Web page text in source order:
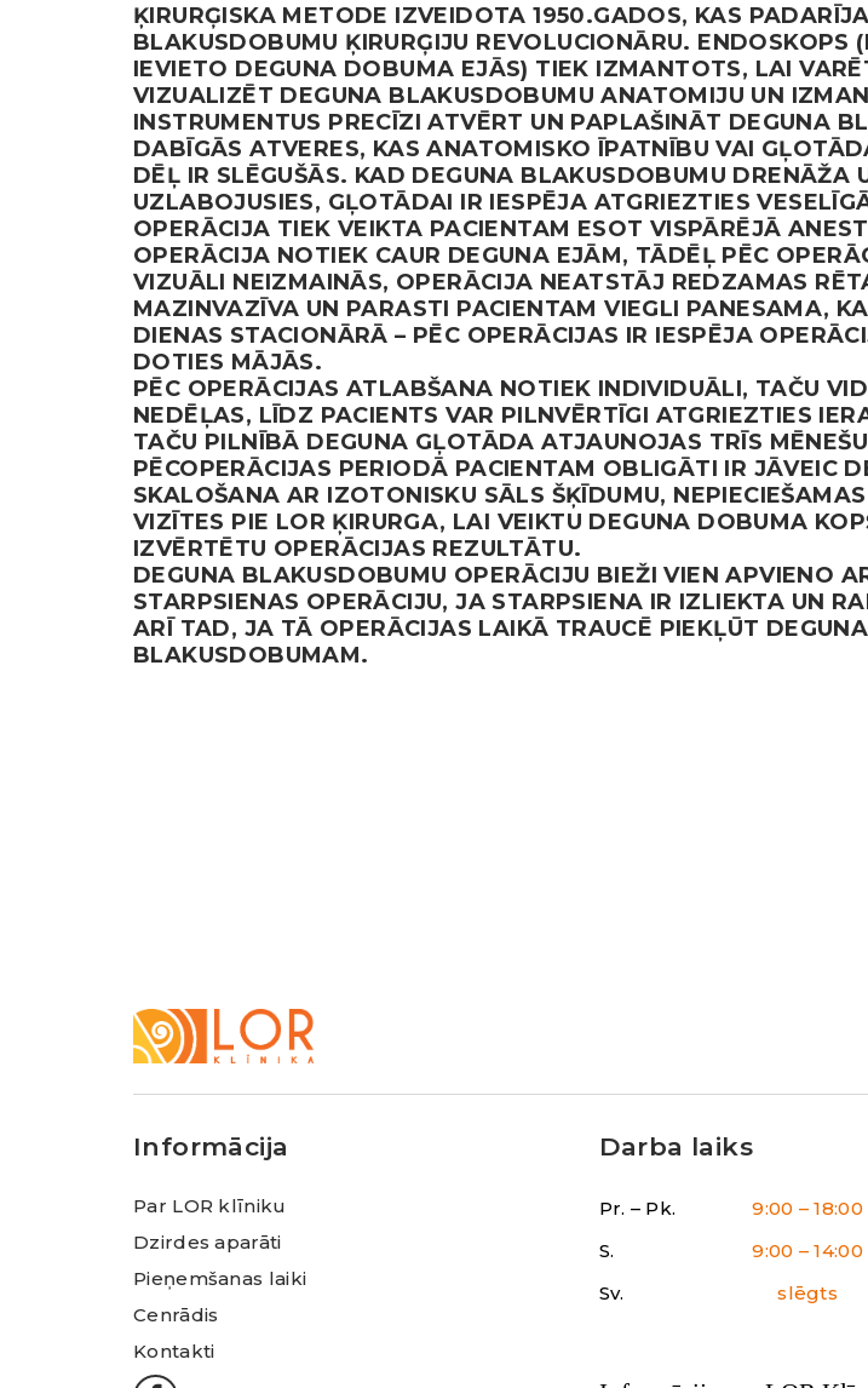
ĶIRURĢISKA METODE IZVEIDOTA 1950.GADOS, KAS
BLAKUSDOBUMU ĶIRURĢIJU REVOLUCIONĀRU. ENDOSKOPS
IEVIETO DEGUNA DOBUMA EJĀS) TIEK IZMANTOTS, LAI
VIZUALIZĒT DEGUNA BLAKUSDOBUMU ANATOMIJU UN
INSTRUMENTUS PRECĪZI ATVĒRT UN PAPLAŠINĀT DEGUNA
DABĪGĀS ATVERES, KAS ANATOMISKO ĪPATNĪBU VAI
DĒĻ IR SLĒGUŠĀS. KAD DEGUNA BLAKUSDOBUMU DRENĀŽA
UZLABOJUSIES, GĻOTĀDAI IR IESPĒJA ATGRIEZTIES
OPERĀCIJA TIEK VEIKTA PACIENTAM ESOT VISPĀRĒJĀ
OPERĀCIJA NOTIEK CAUR DEGUNA EJĀM, TĀDĒĻ PĒC
VIZUĀLI NEIZMAINĀS, OPERĀCIJA NEATSTĀJ REDZAMAS
MAZINVAZĪVA UN PARASTI PACIENTAM VIEGLI PANESAMA,
DIENAS STACIONĀRĀ – PĒC OPERĀCIJAS IR IESPĒJA
DOTIES MĀJĀS.
PĒC OPERĀCIJAS ATLABŠANA NOTIEK INDIVIDUĀLI, TAČU
NEDĒĻAS, LĪDZ PACIENTS VAR PILNVĒRTĪGI ATGRIEZTIES
TAČU PILNĪBĀ DEGUNA GĻOTĀDA ATJAUNOJAS TRĪS
PĒCOPERĀCIJAS PERIODĀ PACIENTAM OBLIGĀTI IR JĀVEIC
SKALOŠANA AR IZOTONISKU SĀLS ŠĶĪDUMU,
VIZĪTES PIE LOR ĶIRURGA, LAI VEIKTU DEGUNA DOBUMA
IZVĒRTĒTU OPERĀCIJAS REZULTĀTU.
DEGUNA BLAKUSDOBUMU OPERĀCIJU BIEŽI VIEN APVIENO
STARPSIENAS OPERĀCIJU, JA STARPSIENA IR IZLIEKTA UN
ARĪ TAD, JA TĀ OPERĀCIJAS LAIKĀ TRAUCĒ PIEKĻŪT DEGUNA
BLAKUSDOBUMAM.
Klīnika
Informācija
Par LOR klīniku
Dzirdes aparāti
Pieņemšanas laiki
Cenrādis
Kontakti
Darba laiks
Pr. – Pk.
9:00 – 18:00
S.
9:00 – 14:00
Sv.
slēgts